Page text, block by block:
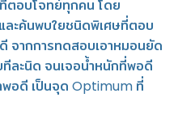
ตอบโจทย์ทุกคน โดย
ละค้นพบใยชนิดพิเศษที่ตอบ
จากการทดสอบเอาหมอนยัด
ละนิด จนเจอน้ำหนักที่พอดี
อดี เป็นจุด Optimum ที่